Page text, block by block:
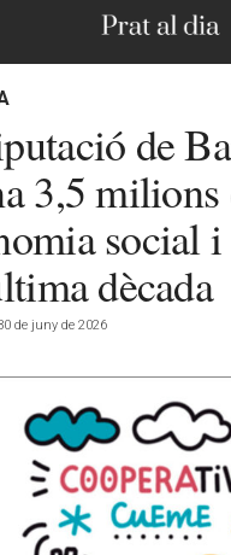
de
3,5 milions
social
dècada
de juny de 2026